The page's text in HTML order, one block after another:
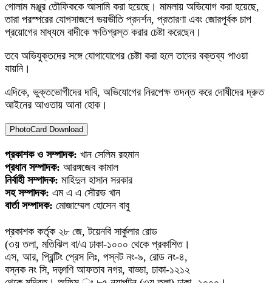
গোলাম মঞ্জুর তৌফিককে আসামি করা হয়েছে। মামলায় অভিযোগ করা হয়েছে,
তারা পরস্পরের যোগসাজশে ভয়ভীতি প্রদর্শন, প্রতারণা এবং জোরপূর্বক চাপ
প্রয়োগের মাধ্যমে বাদীকে ক্ষতিগ্রস্ত করার চেষ্টা করেছেন।
তবে অভিযুক্তদের সঙ্গে যোগাযোগের চেষ্টা করা হলে তাদের বক্তব্য পাওয়া
যায়নি।
এদিকে, ভুক্তভোগীদের দাবি, অভিযোগের নিরপেক্ষ তদন্ত করে দোষীদের দ্রুত
আইনের আওতায় আনা হোক।
PhotoCard Download
প্রকাশক ও সম্পাদক: খান সেলিম রহমান
প্রধান সম্পাদক: আরঙ্গজেব কামাল
নির্বাহী সম্পাদক: মাহিদুল হাসান সরকার
সহ সম্পাদক: এম এ এ সৌরভ খান
বার্তা সম্পাদক: মোজাম্মেল হোসেন বাবু
প্রকাশক কর্তৃক ২৮ জে, টয়েনবি সার্কুলার রোড
(৩য় তলা, মতিঝিল বা/এ ঢাকা-১০০০ থেকে প্রকাশিত।
এস, আর, প্রিন্টিং প্রেস লিঃ, পস্নট নং-৯, রোড নং-৪,
বস্নক নং সি, দড়্গণি আফতাব নগর, বাড্ডা, ঢাকা-১২১২